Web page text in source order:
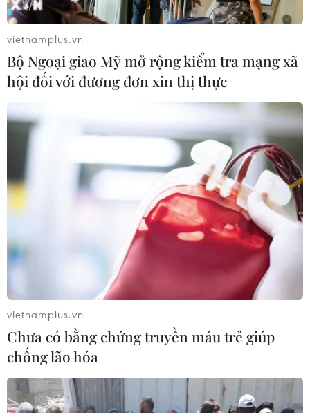
Adidas sẽ tham gia nhiều hơn trong đào
tạo nguồn nhân lực cho Việt Nam
Tổng Giám đốc Tập đoàn Adidas Kasper Rorsted cho
biết thời gian tới sẽ nâng quy mô hoạt động, tạo việc
làm thêm cho nhiều lao động để Việt Nam là trung tâm
sản xuất lớn của Adidas.
vietnamplus.vn
Bộ Ngoại giao Mỹ mở rộng kiểm tra mạng xã
hội đối với đương đơn xin thị thực
vietnamplus.vn
Chưa có bằng chứng truyền máu trẻ giúp
chống lão hóa